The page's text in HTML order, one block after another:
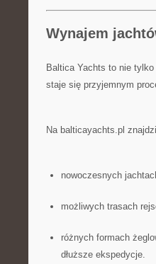
Wynajem
Baltica Yachts to nie
staje się przyjemnym
Na balticayachts.pl
nowoczesnych
możliwych trasach
różnych formach
dłuższe ekspedycje.